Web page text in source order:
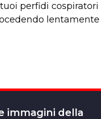
perfidi cospiratori
lentamente
immagini della